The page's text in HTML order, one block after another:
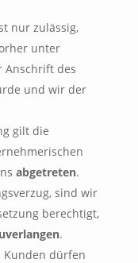
nur zulässig,
unter
Anschrift des
und wir der
gilt die
abgetreten.
sind wir
berechtigt,
.
Kunden dürfen